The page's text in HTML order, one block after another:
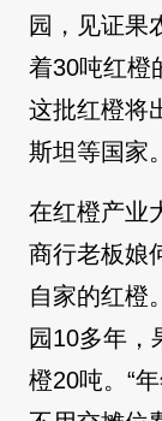
园，见证果
着30吨红橙
这批红橙将
斯坦等国家。
在红橙产业
商行老板娘
自家的红橙
园10多年，
橙20吨。“